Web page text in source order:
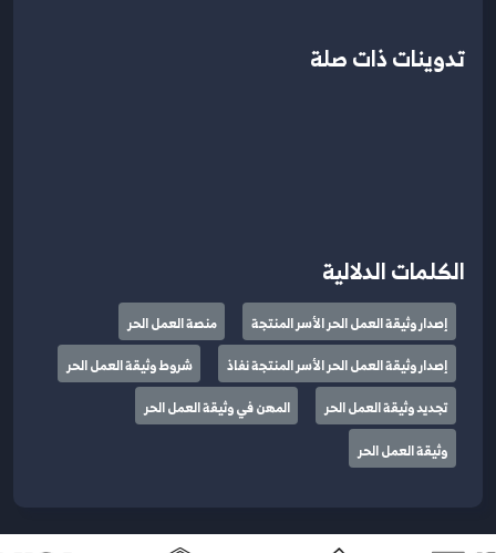
تدوينات ذات صلة
الكلمات الدلالية
إصدار وثيقة العمل الحر الأسر المنتجة
منصة العمل الحر
إصدار وثيقة العمل الحر الأسر المنتجة نفاذ
شروط وثيقة العمل الحر
تجديد وثيقة العمل الحر
المهن في وثيقة العمل الحر
وثيقة العمل الحر